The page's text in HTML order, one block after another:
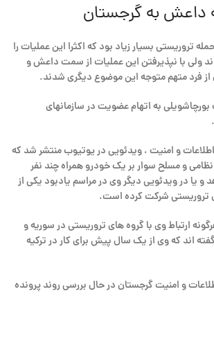
داعش به گرجستان
تروریستی بسیار زیاد بود که اکثرا این عملیات را
ولی با نپذیرفتن این عملیات از سمت داعش و
فرد متهم متوجه این موضوع دیگری شدند.
بورچاشویلی به اتهام عضویت در سازمانهای
و امنیت ، ویدئویی در یوتیوب منتشر شد که
نظامی و مسلح سوار بر یک خودرو همراه چند نفر
یا در ویدئویی دیگر وی در مراسم یادبود یکی از
تروریستی شرکت کرده است.
ارتباط وی با گروه های تروریستی در سوریه و
اند که وی از یک سال پیش برای کار در ترکیه
و امنیت گرجستان در حال بررسی روند پرونده